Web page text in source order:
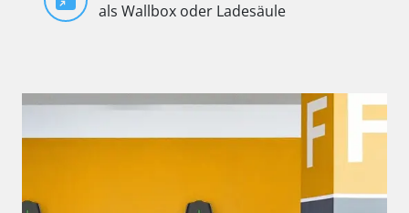
als Wallbox oder Ladesäule